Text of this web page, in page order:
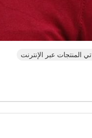
عبر الإنترنت